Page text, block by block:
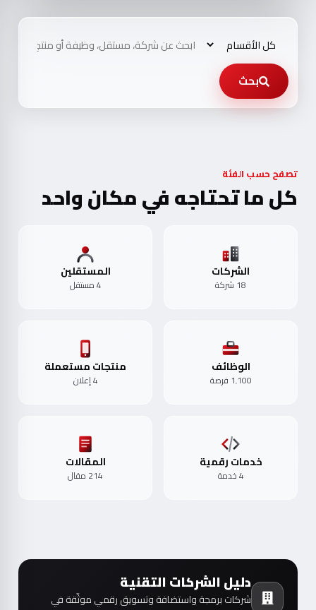
بحث
تصفح حسب الفئة
كل ما تحتاجه في مكان واحد
الشركات
18 شركة
المستقلين
4 مستقل
الوظائف
1٬100 فرصة
منتجات مستعملة
4 إعلان
خدمات رقمية
4 خدمة
المقالات
214 مقال
دليل الشركات التقنية
شركات برمجة واستضافة وتسويق رقمي موثّقة في